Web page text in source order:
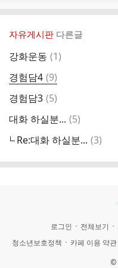
자유게시판 다른글
강화운동 댓
(1)
경험담4 댓
글
(9)
경험담3 댓
(5)
대화 하실분... 댓
(5)
Re:대화 하실분... 댓
(3)
로그인 전체보기
청소년보호정책
카페 이용 약관
©